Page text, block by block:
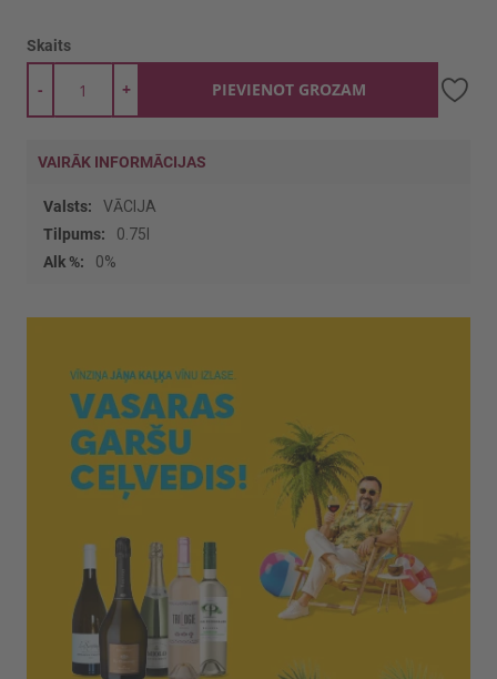
Skaits
+
- PIEVIENOT GROZAM
VAIRĀK INFORMĀCIJAS
Vairāk
informācijas
VĀCIJA
0.75l
0%